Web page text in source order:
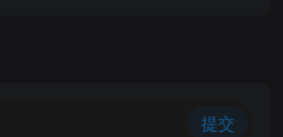
提交